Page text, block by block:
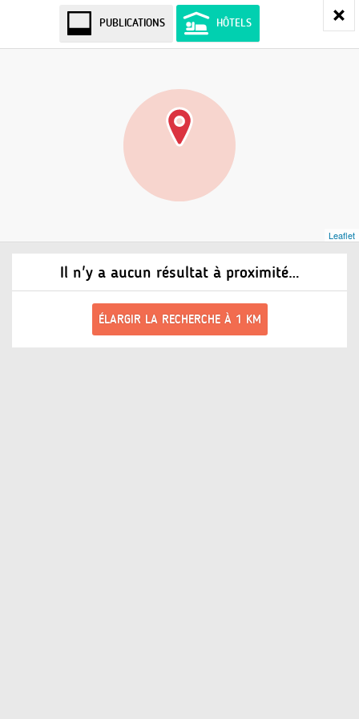
PUBLICATIONS HÔTELS
Il n'y a aucun résultat à proximité…
ÉLARGIR LA RECHERCHE À 1 KM
Leaflet